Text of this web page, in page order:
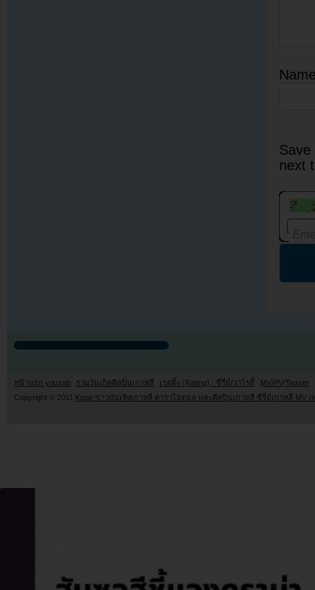
next
หน้าแรก youzab รวมวันเกิดศิลปินเกาหลี เรตติ้ง (Rating) : ซีรี่ย์/วาไรตี้
MV/PV/Teaser
Copyright © 2011
Kpop ข่าวบันเทิงเกาหลี ดาราไอดอล และศิลปินเกาหลี ซีรี่ย์เกาหลี MV